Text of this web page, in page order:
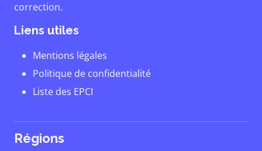
correction.
Liens utiles
Mentions légales
Politique de confidentialité
Liste des EPCI
Régions